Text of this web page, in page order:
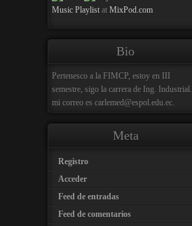
Music Playlist at MixPod.com
Bio
Pertenesco a la FIMCP, estoy en III
semestre, sigo la carrera de Ing. Industrial.
mi correo es carlemed@espol.edu.ec.
Meta
Registro
Acceder
Feed de entradas
Feed de comentarios